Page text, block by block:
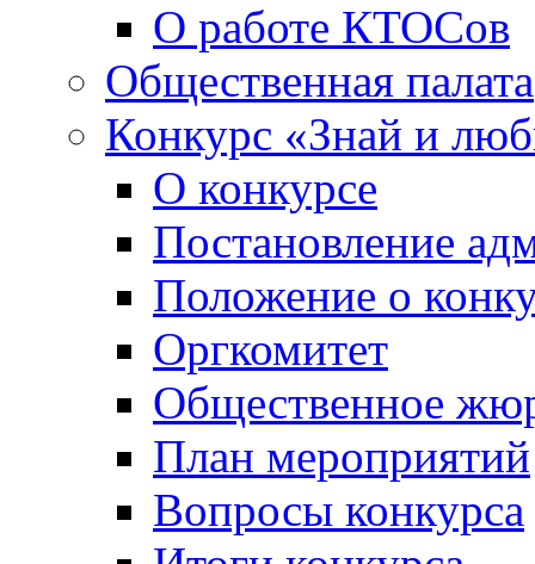
О работе КТОСов
Общественная палата
Конкурс «Знай и
О конкурсе
Постановление
Положение о
Оргкомитет
Общественное
План мероприятий
Вопросы конкурса